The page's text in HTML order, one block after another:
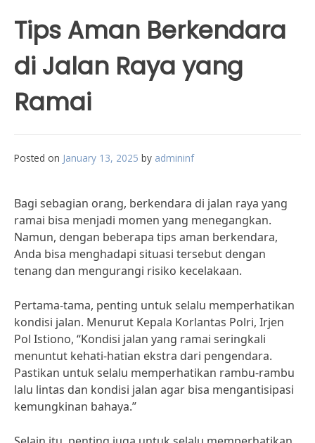
Tips Aman Berkendara
di Jalan Raya yang
Ramai
Posted on January 13, 2025 by admininf
Bagi sebagian orang, berkendara di jalan raya yang
ramai bisa menjadi momen yang menegangkan.
Namun, dengan beberapa tips aman berkendara,
Anda bisa menghadapi situasi tersebut dengan
tenang dan mengurangi risiko kecelakaan.
Pertama-tama, penting untuk selalu memperhatikan
kondisi jalan. Menurut Kepala Korlantas Polri, Irjen
Pol Istiono, “Kondisi jalan yang ramai seringkali
menuntut kehati-hatian ekstra dari pengendara.
Pastikan untuk selalu memperhatikan rambu-rambu
lalu lintas dan kondisi jalan agar bisa mengantisipasi
kemungkinan bahaya.”